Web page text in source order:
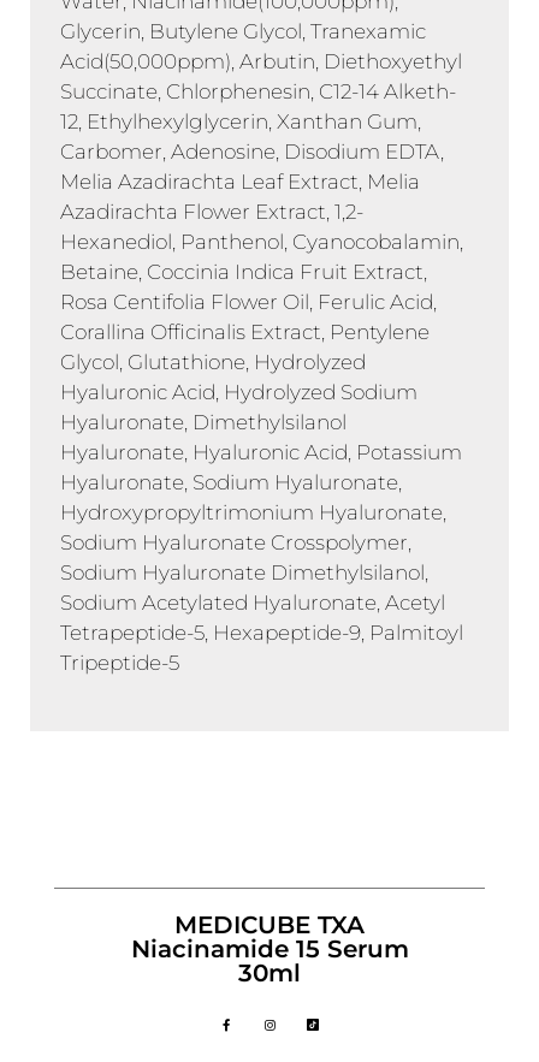
Glycerin, Butylene Glycol, Tranexamic
Acid(50,000ppm), Arbutin, Diethoxyethyl
Succinate, Chlorphenesin, C12-14 Alketh-
12, Ethylhexylglycerin, Xanthan Gum,
Carbomer, Adenosine, Disodium EDTA,
Melia Azadirachta Leaf Extract, Melia
Azadirachta Flower Extract, 1,2-
Hexanediol, Panthenol, Cyanocobalamin,
Betaine, Coccinia Indica Fruit Extract,
Rosa Centifolia Flower Oil, Ferulic Acid,
Corallina Officinalis Extract, Pentylene
Glycol, Glutathione, Hydrolyzed
Hyaluronic Acid, Hydrolyzed Sodium
Hyaluronate, Dimethylsilanol
Hyaluronate, Hyaluronic Acid, Potassium
Hyaluronate, Sodium Hyaluronate,
Hydroxypropyltrimonium Hyaluronate,
Sodium Hyaluronate Crosspolymer,
Sodium Hyaluronate Dimethylsilanol,
Sodium Acetylated Hyaluronate, Acetyl
Tetrapeptide-5, Hexapeptide-9, Palmitoyl
Tripeptide-5
MEDICUBE TXA
Niacinamide 15 Serum
30ml